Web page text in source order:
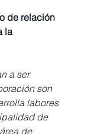
de relación
la
a ser
son
labores
de
de